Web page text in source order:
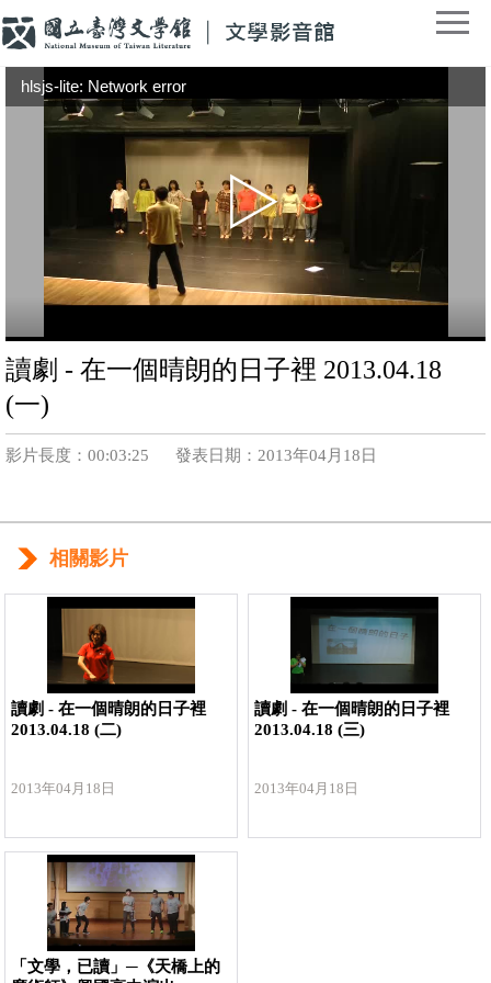
hlsjs-lite: Network error
讀劇 - 在一個晴朗的日子裡 2013.04.18
(一)
影片長度：00:03:25 發表日期：2013年04月18日
相關影片
讀劇 - 在一個晴朗的日子裡
2013.04.18 (二)
2013年04月18日
讀劇 - 在一個晴朗的日子裡
2013.04.18 (三)
2013年04月18日
「文學，已讀」─《天橋上的